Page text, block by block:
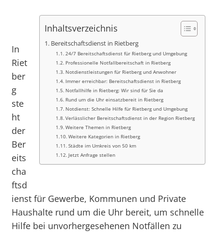
Inhaltsverzeichnis
Bereitschaftsdienst in Rietberg
24/7 Bereitschaftsdienst für Rietberg und Umgebung
Professionelle Notfallbereitschaft in Rietberg
Notdienstleistungen für Rietberg und Anwohner
Immer erreichbar: Bereitschaftsdienst in Rietberg
Notfallhilfe in Rietberg: Wir sind für Sie da
Rund um die Uhr einsatzbereit in Rietberg
Notdienst: Schnelle Hilfe für Rietberg und Umgebung
Verlässlicher Bereitschaftsdienst in der Region Rietberg
Weitere Themen in Rietberg
Weitere Kategorien in Rietberg
Städte im Umkreis von 50 km
Jetzt Anfrage stellen
In
Riet
ber
g
ste
ht
der
Ber
eits
cha
ftsd
ienst für Gewerbe, Kommunen und Private
Haushalte rund um die Uhr bereit, um schnelle
Hilfe bei unvorhergesehenen Notfällen zu